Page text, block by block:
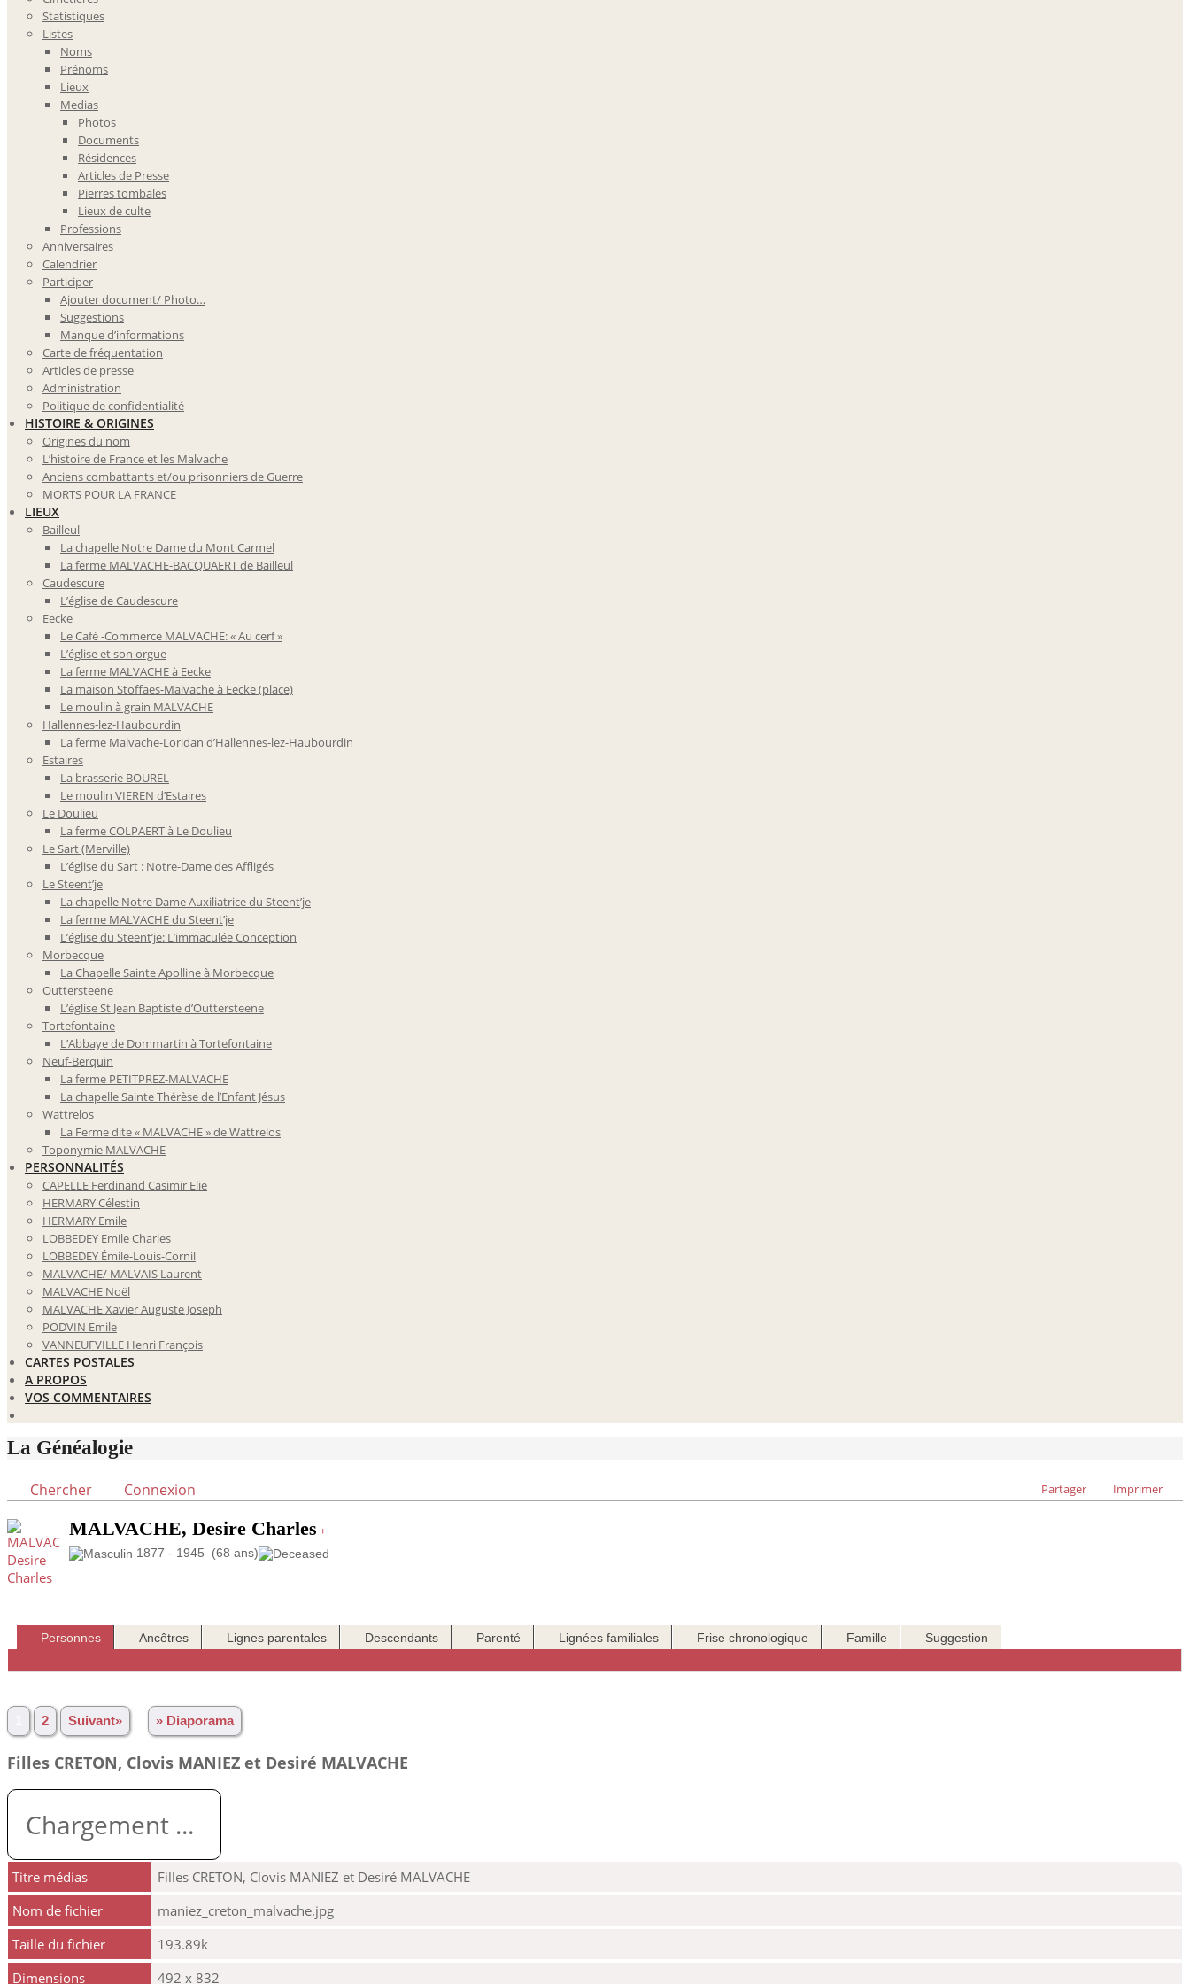
Statistiques
Listes
Noms
Prénoms
Lieux
Medias
Photos
Documents
Résidences
Articles de Presse
Pierres tombales
Lieux de culte
Professions
Anniversaires
Calendrier
Participer
Ajouter document/ Photo…
Suggestions
Manque d’informations
Carte de fréquentation
Articles de presse
Administration
Politique de confidentialité
HISTOIRE & ORIGINES
Origines du nom
L’histoire de France et les Malvache
Anciens combattants et/ou prisonniers de Guerre
MORTS POUR LA FRANCE
LIEUX
Bailleul
La chapelle Notre Dame du Mont Carmel
La ferme MALVACHE-BACQUAERT de Bailleul
Caudescure
L’église de Caudescure
Eecke
Le Café -Commerce MALVACHE: « Au cerf »
L’église et son orgue
La ferme MALVACHE à Eecke
La maison Stoffaes-Malvache à Eecke (place)
Le moulin à grain MALVACHE
Hallennes-lez-Haubourdin
La ferme Malvache-Loridan d’Hallennes-lez-Haubourdin
Estaires
La brasserie BOUREL
Le moulin VIEREN d’Estaires
Le Doulieu
La ferme COLPAERT à Le Doulieu
Le Sart (Merville)
L’église du Sart : Notre-Dame des Affligés
Le Steent’je
La chapelle Notre Dame Auxiliatrice du Steent’je
La ferme MALVACHE du Steent’je
L’église du Steent’je: L’immaculée Conception
Morbecque
La Chapelle Sainte Apolline à Morbecque
Outtersteene
L’église St Jean Baptiste d’Outtersteene
Tortefontaine
L’Abbaye de Dommartin à Tortefontaine
Neuf-Berquin
La ferme PETITPREZ-MALVACHE
La chapelle Sainte Thérèse de l’Enfant Jésus
Wattrelos
La Ferme dite « MALVACHE » de Wattrelos
Toponymie MALVACHE
PERSONNALITÉS
CAPELLE Ferdinand Casimir Elie
HERMARY Célestin
HERMARY Emile
LOBBEDEY Emile Charles
LOBBEDEY Émile-Louis-Cornil
MALVACHE/ MALVAIS Laurent
MALVACHE Noël
MALVACHE Xavier Auguste Joseph
PODVIN Emile
VANNEUFVILLE Henri François
CARTES POSTALES
A PROPOS
VOS COMMENTAIRES
La Généalogie
Chercher Connexion Partager Imprimer
MALVACHE, Desire Charles +
1877 - 1945 (68 ans)
Personnes Ancêtres Lignes parentales Descendants Parenté Lignées familiales Frise chronologique Famille Suggestion
2 Suivant» » Diaporama
Filles CRETON, Clovis MANIEZ et Desiré MALVACHE
Chargement ...
Titre médias
Filles CRETON, Clovis MANIEZ et Desiré MALVACHE
Nom de fichier
maniez_creton_malvache.jpg
Taille du fichier
193.89k
Dimensions
492 x 832